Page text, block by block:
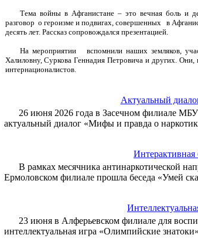
Тема войны в Афганистане – это вечная боль и
разговор о героизме и подвигах, совершенных в
десять лет. Рассказ сопровождался презентацией.
На мероприятии вспомнили наших земляков,
Халиловну, Суркова Геннадия Петровича и других.
интернационалистов.
Актуальный
26 июня 2026 года в Засечном филиале
актуальный диалог «Мифы и правда о
Интерактивная
В рамках месячника антинаркотической
Ермоловском филиале прошла беседа «Умей
23 июня в Алферьевском филиале для
интеллектуальная игра «Олимпийские